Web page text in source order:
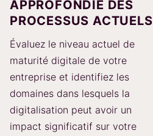
APPROFONDIE DES
PROCESSUS ACTUELS
Évaluez le niveau actuel de
maturité digitale de votre
entreprise et identifiez les
domaines dans lesquels la
digitalisation peut avoir un
impact significatif sur votre